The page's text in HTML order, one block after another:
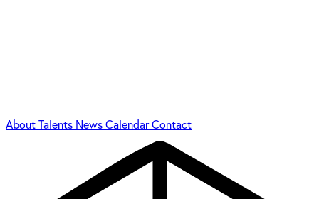
AboutTalents NewsCalendarContact